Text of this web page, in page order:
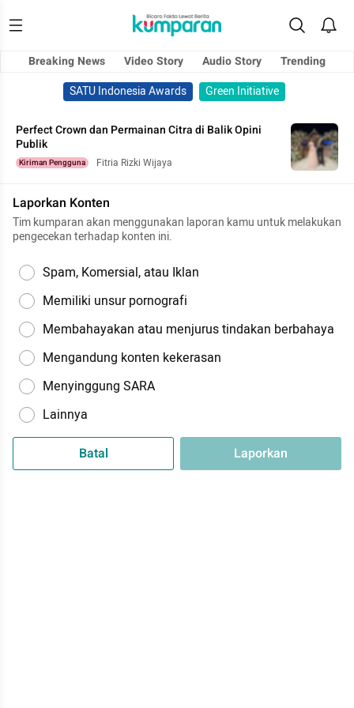
Breaking News Video Story Audio Story
Trending
SATU Indonesia Awards
Green Initiative
Perfect Crown dan Permainan Citra di Balik Opini
Publik
Kiriman Pengguna Fitria Rizki Wijaya
Laporkan Konten
Tim kumparan akan menggunakan laporan kamu untuk melakukan
pengecekan terhadap konten ini.
Spam, Komersial, atau Iklan
Memiliki unsur pornografi
Membahayakan atau menjurus tindakan berbahaya
Mengandung konten kekerasan
Menyinggung SARA
Lainnya
Batal Laporkan